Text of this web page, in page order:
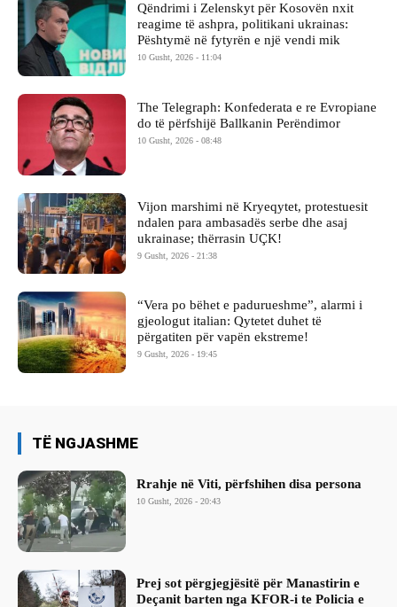
Qëndrimi i Zelenskyt për Kosovën nxit
reagime të ashpra, politikani ukrainas:
Pështymë në fytyrën e një vendi mik
10 Gusht, 2026 - 11:04
The Telegraph: Konfederata e re Evropiane
do të përfshijë Ballkanin Perëndimor
10 Gusht, 2026 - 08:48
Vijon marshimi në Kryeqytet, protestuesit
ndalen para ambasadës serbe dhe asaj
ukrainase; thërrasin UÇK!
9 Gusht, 2026 - 21:38
“Vera po bëhet e padurueshme”, alarmi i
gjeologut italian: Qytetet duhet të
përgatiten për vapën ekstreme!
9 Gusht, 2026 - 19:45
TË NGJASHME
Rrahje në Viti, përfshihen disa persona
10 Gusht, 2026 - 20:43
Prej sot përgjegjësitë për Manastirin e
Deçanit barten nga KFOR-i te Policia e